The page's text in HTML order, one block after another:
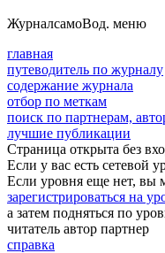
ЖурналсамоВод. меню
главная
путеводитель по журналу
содержание журнала
отбор по меткам
поиск по партнерам,
лучшие публикации
Страница открыта без
Если у вас есть сетевой
Если уровня еще нет, вы
зарегистрироваться на
а затем подняться по
читатель автор партнер
справка